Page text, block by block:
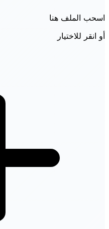
اسحب الملف هنا
أو انقر للاختيار